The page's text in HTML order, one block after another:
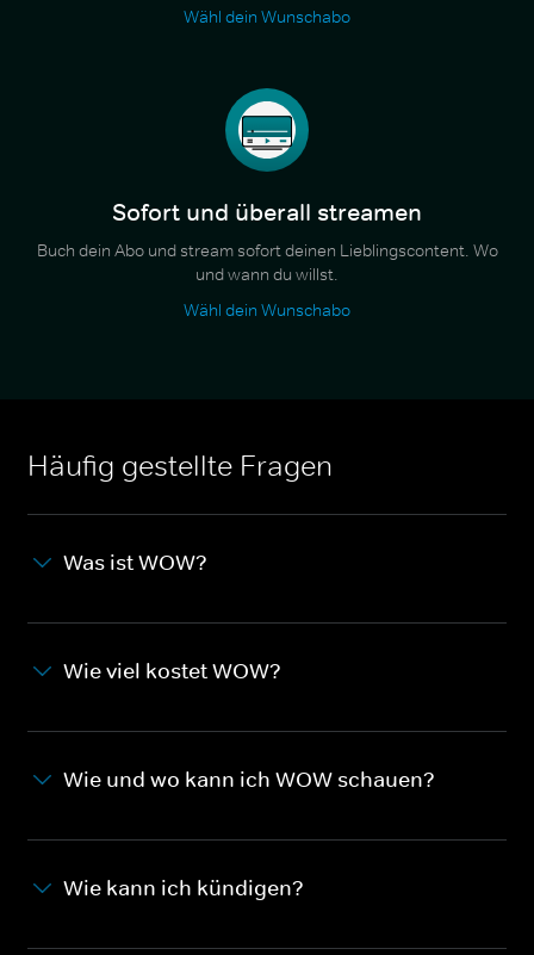
Wähl dein Wunschabo
Sofort und überall streamen
Buch dein Abo und stream sofort deinen Lieblingscontent. Wo
und wann du willst.
Wähl dein Wunschabo
Häufig gestellte Fragen
Was ist WOW?
Wie viel kostet WOW?
Wie und wo kann ich WOW schauen?
Wie kann ich kündigen?